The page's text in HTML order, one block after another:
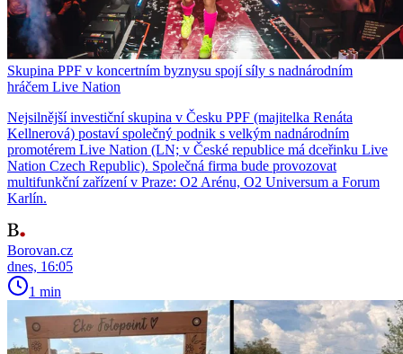
Skupina PPF v koncertním byznysu spojí síly s nadnárodním
hráčem Live Nation
Nejsilnější investiční skupina v Česku PPF (majitelka Renáta
Kellnerová) postaví společný podnik s velkým nadnárodním
promotérem Live Nation (LN; v České republice má dceřinku Live
Nation Czech Republic). Společná firma bude provozovat
multifunkční zařízení v Praze: O2 Arénu, O2 Universum a Forum
Karlín.
Borovan.cz
dnes, 16:05
1 min